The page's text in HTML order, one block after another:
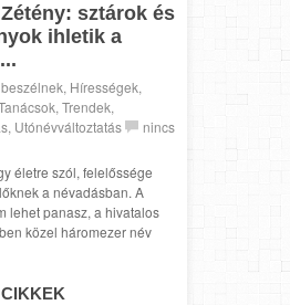
sztárok és
ihletik a
, Hírességek,
, Trendek,
, Utónévváltoztatás
nincs
életre szól, felelőssége
a névadásban. A
lehet panasz, a hivatalos
közel háromezer név